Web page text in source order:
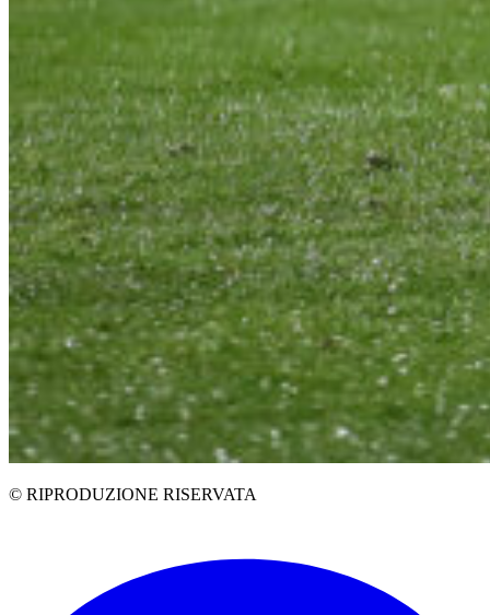
© RIPRODUZIONE RISERVATA